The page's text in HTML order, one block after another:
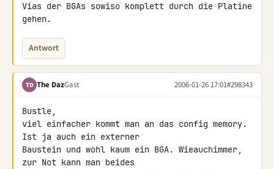
Vias der BGAs sowiso komplett durch die Platine
gehen.
Antwort
TD The DazGast 2006-01-26 17:01#298343
Bustle,
viel einfacher kommt man an das config memory.
Ist ja auch ein externer
Baustein und wohl kaum ein BGA. Wieauchimmer,
zur Not kann man beides